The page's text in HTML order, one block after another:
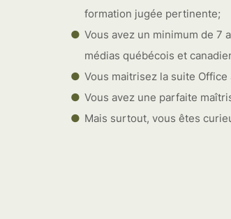
formation jugée pertinente;
Vous avez un minimum de 7
médias québécois et
Vous maitrisez la suite
Vous avez une parfaite
Mais surtout, vous êtes